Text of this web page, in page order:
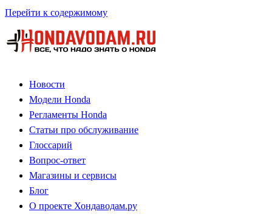
Перейти к содержимому
Новости
Модели Honda
Регламенты Honda
Статьи про обслуживание
Глоссарий
Вопрос-ответ
Магазины и сервисы
Блог
О проекте Хондаводам.ру